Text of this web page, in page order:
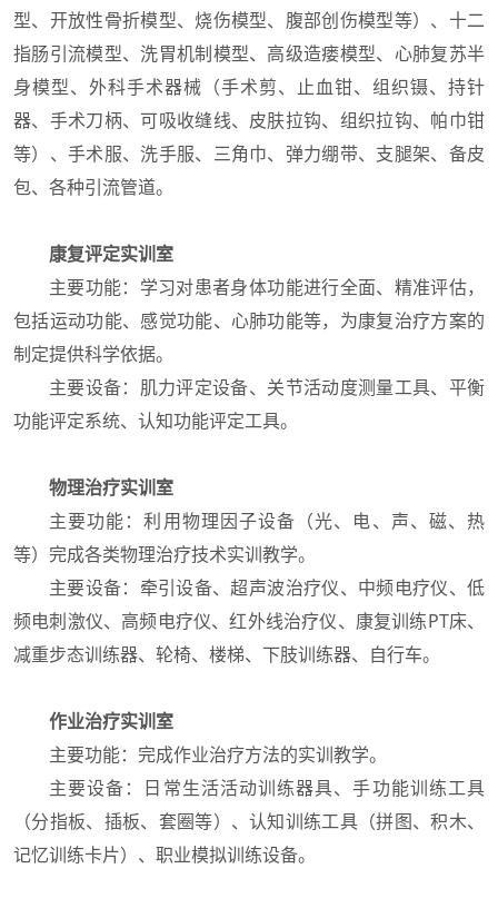
型、开放性骨折模型、烧伤模型、腹部创伤模型等）、十二
指肠引流模型、洗胃机制模型、高级造瘘模型、心肺复苏半
身模型、外科手术器械（手术剪、止血钳、组织镊、持针
器、手术刀柄、可吸收缝线、皮肤拉钩、组织拉钩、帕巾钳
等）、手术服、洗手服、三角巾、弹力绷带、支腿架、备皮
包、各种引流管道。
康复评定实训室
主要功能：学习对患者身体功能进行全面、精准评估，
包括运动功能、感觉功能、心肺功能等，为康复治疗方案的
制定提供科学依据。
主要设备：肌力评定设备、关节活动度测量工具、平衡
功能评定系统、认知功能评定工具。
物理治疗实训室
主要功能：利用物理因子设备（光、电、声、磁、热
等）完成各类物理治疗技术实训教学。
主要设备：牵引设备、超声波治疗仪、中频电疗仪、低
频电刺激仪、高频电疗仪、红外线治疗仪、康复训练PT床、
减重步态训练器、轮椅、楼梯、下肢训练器、自行车。
作业治疗实训室
主要功能：完成作业治疗方法的实训教学。
主要设备：日常生活活动训练器具、手功能训练工具
（分指板、插板、套圈等）、认知训练工具（拼图、积木、
记忆训练卡片）、职业模拟训练设备。